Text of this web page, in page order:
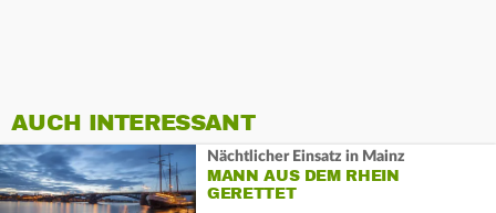
AUCH INTERESSANT
Nächtlicher Einsatz in Mainz
MANN AUS DEM RHEIN
GERETTET